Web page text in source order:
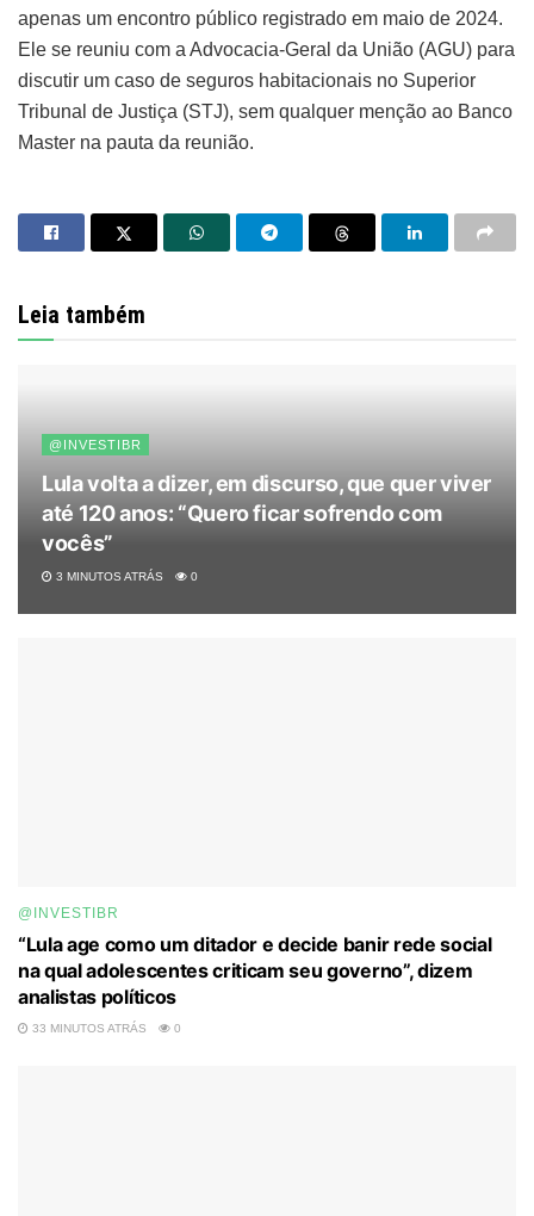
apenas um encontro público registrado em maio de 2024.
Ele se reuniu com a Advocacia-Geral da União (AGU) para
discutir um caso de seguros habitacionais no Superior
Tribunal de Justiça (STJ), sem qualquer menção ao Banco
Master na pauta da reunião.
Leia também
@INVESTIBR
Lula volta a dizer, em discurso, que quer viver
até 120 anos: “Quero ficar sofrendo com
vocês”
3 MINUTOS ATRÁS 0
@INVESTIBR
“Lula age como um ditador e decide banir rede social
na qual adolescentes criticam seu governo”, dizem
analistas políticos
33 MINUTOS ATRÁS 0